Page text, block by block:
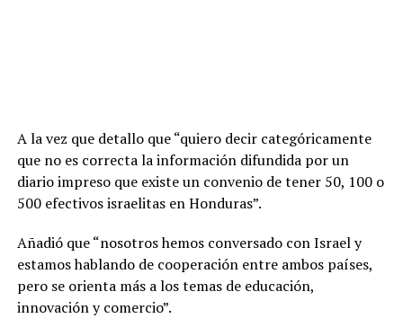
A la vez que detallo que “quiero decir categóricamente
que no es correcta la información difundida por un
diario impreso que existe un convenio de tener 50, 100 o
500 efectivos israelitas en Honduras”.
Añadió que “nosotros hemos conversado con Israel y
estamos hablando de cooperación entre ambos países,
pero se orienta más a los temas de educación,
innovación y comercio”.